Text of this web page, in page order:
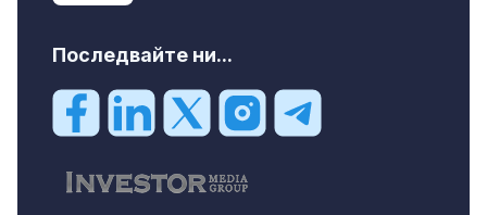
Последвайте ни...